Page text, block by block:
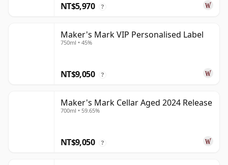
NT$5,970 ?
Maker's Mark VIP Personalised Label
750ml • 45%
NT$9,050 ?
Maker's Mark Cellar Aged 2024 Release
700ml • 59.65%
NT$9,050 ?